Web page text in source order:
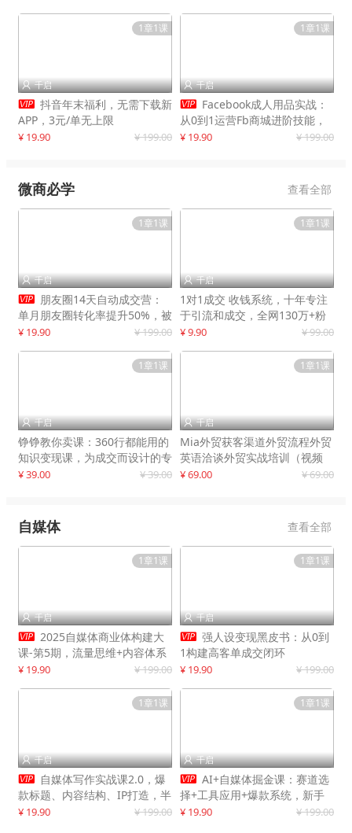
1章1课
 千启
 抖音年末福利，无需下载新
APP，3元/单无上限
¥ 19.90 ¥ 199.00
1章1课
 千启
 Facebook成人用品实战：
从0到1运营Fb商城进阶技能，
快速提升订单转化与店铺收益
¥ 19.90 ¥ 199.00
微商必学 查看全部
1章1课
 千启
 朋友圈14天自动成交营：
单月朋友圈转化率提升50%，被
动收入超3万元
¥ 19.90 ¥ 199.00
1章1课
 千启
1对1成交 收钱系统，十年专注
于引流和成交，全网130万+粉
丝
¥ 9.90 ¥ 99.00
1章1课
 千启
铮铮教你卖课：360行都能用的
知识变现课，为成交而设计的专
属课程
¥ 39.00 ¥ 39.00
1章1课
 千启
Mia外贸获客渠道外贸流程外贸
英语洽谈外贸实战培训（视频
课）价值399元
¥ 69.00 ¥ 69.00
自媒体 查看全部
1章1课
 千启
 2025自媒体商业体构建大
课-第5期，流量思维+内容体系
+变现闭环，打造个人可持续生
¥ 19.90 ¥ 199.00
1章1课
 千启
 强人设变现黑皮书：从0到
1构建高客单成交闭环
¥ 19.90 ¥ 199.00
1章1课
 千启
 自媒体写作实战课2.0，爆
款标题、内容结构、IP打造，半
年复制30万粉月入10万+
¥ 19.90 ¥ 199.00
1章1课
 千启
 AI+自媒体掘金课：赛道选
择+工具应用+爆款系统，新手
快速起步，副业月入8000+
¥ 19.90 ¥ 199.00